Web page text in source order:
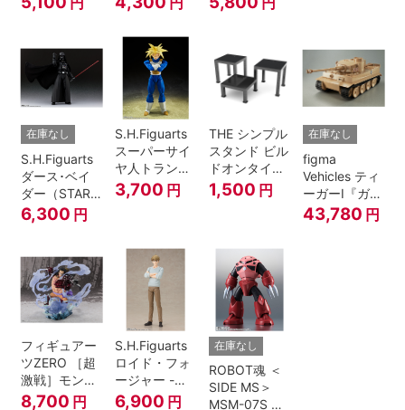
A.N.I.M.E.
マジシャン・
在庫なし
S.H.Figuarts
ダース･ベイ
ダー（STAR
WARS: Return
of the Jedi）
6,300 円
S.H.Figuarts
スーパーサイ
ヤ人トランク
ス-その身に秘
めしスーパー
Z』
3,700 円
THE シンプル
スタンド ビル
ドオンタイプ
(ブラック)
1,500 円
在庫なし
figma
Vehicles ティ
ーガーI『ガー
ルズ&パンツ
ァー』
43,780 円
フィギュアー
ツZERO ［超
激戦］モンキ
ー・D・ルフ
8,700 円
S.H.Figuarts
ロイド・フォ
ージャー -フ
ォージャー家
6,900 円
在庫なし
ROBOT魂 ＜
SIDE MS＞
MSM-07S シ